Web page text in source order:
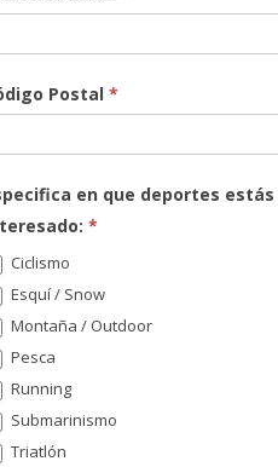
Postal *
en que deportes estás
*
Ciclismo
Esquí / Snow
Montaña / Outdoor
Pesca
Running
Submarinismo
Triatlón